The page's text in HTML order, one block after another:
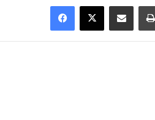
Facebook
X Enviar vía email